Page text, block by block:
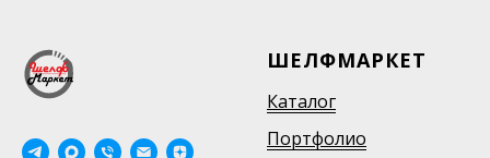
ШЕЛФМАРКЕТ
Каталог
Портфолио